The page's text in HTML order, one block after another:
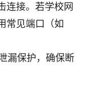
连接。若学校网
常见端口（如
漏保护，确保断